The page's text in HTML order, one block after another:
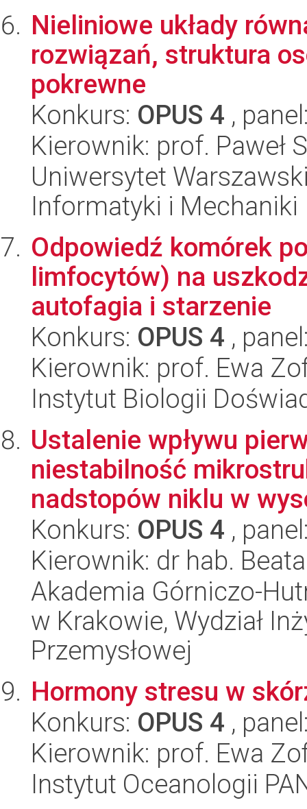
Nieliniowe układy
rozwiązań, struktura
pokrewne
Konkurs: OPUS 4 ,
Kierownik: prof. Paweł
Uniwersytet
Informatyki i Mechaniki
Odpowiedź komórek
limfocytów) na
autofagia i starzenie
Konkurs: OPUS 4 ,
Kierownik: prof. Ewa
Instytut Biologii
Ustalenie wpływu
niestabilność
nadstopów niklu w
Konkurs: OPUS 4 ,
Kierownik: dr hab.
Akademia Górniczo-
w Krakowie, Wydział
Przemysłowej
Hormony stresu w
Konkurs: OPUS 4 ,
Kierownik: prof. Ewa
Instytut Oceanologii